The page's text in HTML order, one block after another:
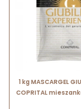
1 kg MASCARGEL
COPRITAL